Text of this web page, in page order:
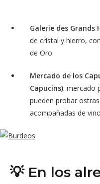
Galerie des Grands
de cristal y hierro,
de Oro.
Mercado de los
Capucins): mercado
pueden probar
acompañadas de
💡 En los